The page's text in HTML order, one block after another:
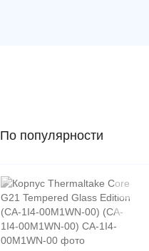
По популярности